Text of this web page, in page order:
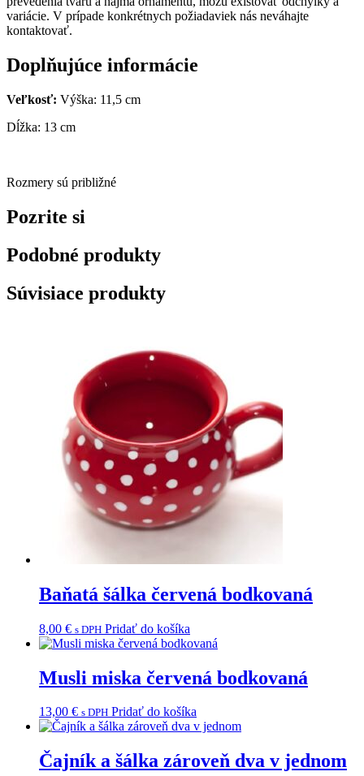
variácie. V prípade konkrétnych požiadaviek nás neváhajte
kontaktovať.
Doplňujúce informácie
Veľkosť: Výška: 11,5 cm
Dĺžka: 13 cm
Rozmery sú približné
Pozrite si
Podobné produkty
Súvisiace produkty
Baňatá šálka červená bodkovaná
8,00 € s DPH Pridať do košíka
Musli miska červená bodkovaná
13,00 € s DPH Pridať do košíka
Čajník a šálka zároveň dva v jednom